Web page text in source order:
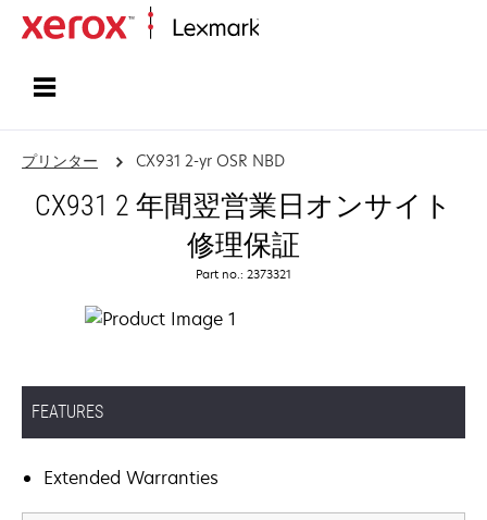
プリンター CX931 2-yr OSR NBD
CX931 2 年間翌営業日オンサイト
修理保証
Part no.: 2373321
FEATURES
Extended Warranties